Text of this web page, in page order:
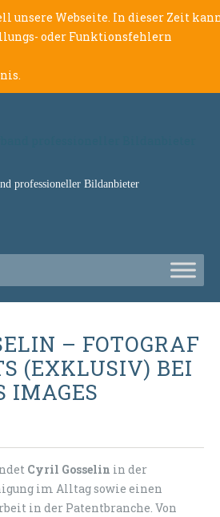
unsere Webseite. In dieser Zeit
oder Funktionsfehlern
professioneller Bildanbieter
– FOTOGRAF
(EXKLUSIV) BEI
IMAGES
Cyril Gosselin in der
im Alltag sowie einen
in der Patentbranche. Von